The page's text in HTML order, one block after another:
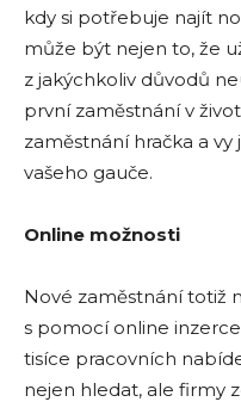
kdy si potřebuje najít
může být nejen to, že
z jakýchkoliv důvodů
první zaměstnání v
zaměstnání hračka a
vašeho gauče.
Online možnosti
Nové zaměstnání totiž
s pomocí online
tisíce pracovních
nejen hledat, ale firmy